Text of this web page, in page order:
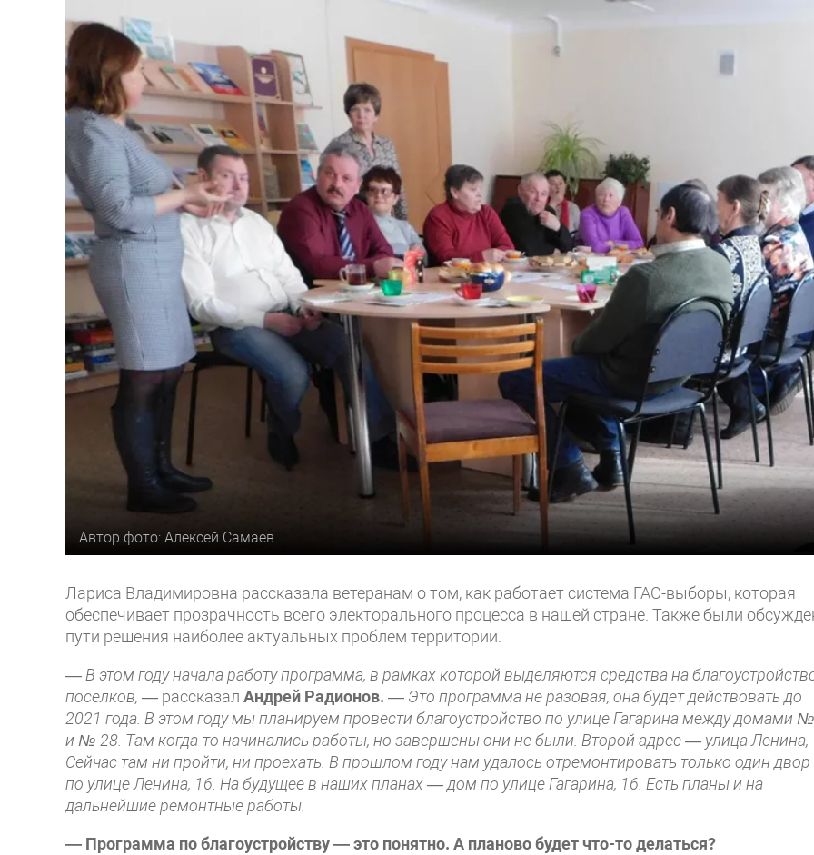
Автор фото: Алексей Самаев
Лариса Владимировна рассказала ветеранам о том, как работает система ГАС-выборы, которая
обеспечивает прозрачность всего электорального процесса в нашей стране. Также были
пути решения наиболее актуальных проблем территории.
— В этом году начала работу программа, в рамках которой выделяются средства на
поселков, — рассказал Андрей Радионов. — Это программа не разовая, она будет действовать до
2021 года. В этом году мы планируем провести благоустройство по улице Гагарина между домами
и № 28. Там когда-то начинались работы, но завершены они не были. Второй адрес — улица Ленина,
Сейчас там ни пройти, ни проехать. В прошлом году нам удалось отремонтировать только один
по улице Ленина, 16. На будущее в наших планах — дом по улице Гагарина, 16. Есть планы и на
дальнейшие ремонтные работы.
— Программа по благоустройству — это понятно. А планово будет что-то делаться?